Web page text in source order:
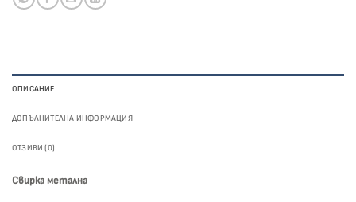
ОПИСАНИЕ
ДОПЪЛНИТЕЛНА ИНФОРМАЦИЯ
ОТЗИВИ (0)
Свирка метална